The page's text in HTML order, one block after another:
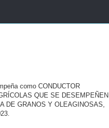
como CONDUCTOR
QUE SE DESEMPEÑEN
DE GRANOS Y OLEAGINOSAS,